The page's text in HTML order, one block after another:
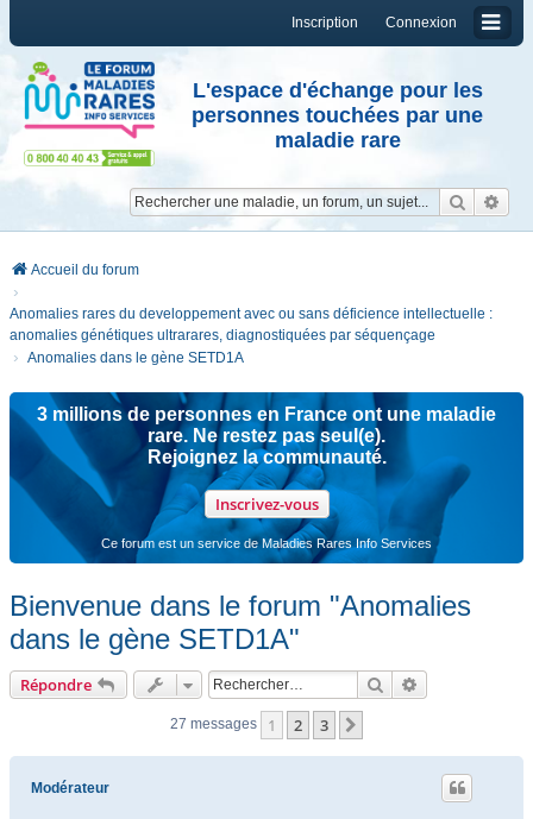
Connexion
Inscription
L'espace d'échange pour les
personnes touchées par une
maladie rare
Accueil du forum
Anomalies rares du developpement avec ou sans déficience intellectuelle :
anomalies génétiques ultrarares, diagnostiquées par séquençage
Anomalies dans le gène SETD1A
3 millions de personnes en France ont une maladie
rare. Ne restez pas seul(e).
Rejoignez la communauté.
Inscrivez-vous
Ce forum est un service de Maladies Rares Info Services
Bienvenue dans le forum "Anomalies
dans le gène SETD1A"
Répondre Rechercher
27 messages 1 2 3
Modérateur